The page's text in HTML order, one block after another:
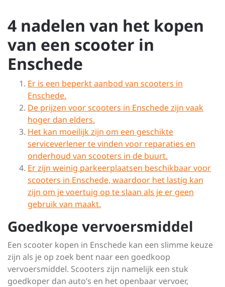
4 nadelen van het kopen
van een scooter in
Enschede
Er is een beperkt aanbod van scooters in
Enschede.
De prijzen voor scooters in Enschede zijn vaak
hoger dan elders.
Het kan moeilijk zijn om een geschikte
serviceverlener te vinden voor reparaties en
onderhoud van scooters in de buurt.
Er zijn weinig parkeerplaatsen beschikbaar voor
scooters in Enschede, waardoor het lastig kan
zijn om je voertuig op te slaan als je er geen
gebruik van maakt.
Goedkope vervoersmiddel
Een scooter kopen in Enschede kan een slimme keuze
zijn als je op zoek bent naar een goedkoop
vervoersmiddel. Scooters zijn namelijk een stuk
goedkoper dan auto’s en het openbaar vervoer,